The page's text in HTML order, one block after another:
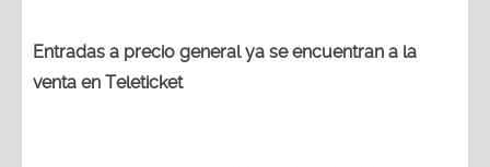
Entradas a precio general ya se encuentran a la
venta en Teleticket